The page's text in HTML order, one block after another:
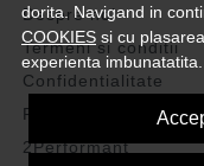
dorita. Navigand in
COOKIES si cu
experienta imbunatatita.
Despre noi
Termeni si conditii
Confidentialitate
Politica de Cookies
2Performant